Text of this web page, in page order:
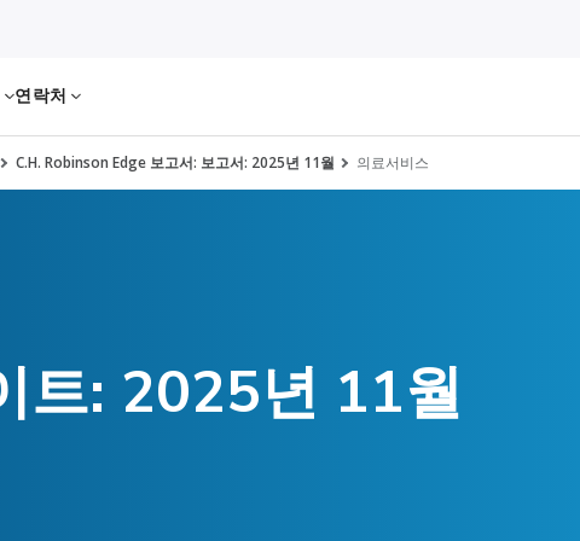
연락처
C.H. Robinson Edge 보고서: 보고서: 2025년 11월 의료서비스
트: 2025년 11월